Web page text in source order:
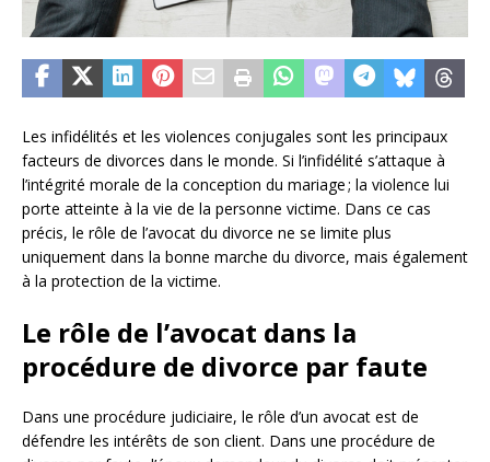
Les infidélités et les violences conjugales sont les principaux
facteurs de divorces dans le monde. Si l’infidélité s’attaque à
l’intégrité morale de la conception du mariage ; la violence lui
porte atteinte à la vie de la personne victime. Dans ce cas
précis, le rôle de l’avocat du divorce ne se limite plus
uniquement dans la bonne marche du divorce, mais également
à la protection de la victime.
Le rôle de l’avocat dans la
procédure de divorce par faute
Dans une procédure judiciaire, le rôle d’un avocat est de
défendre les intérêts de son client. Dans une procédure de